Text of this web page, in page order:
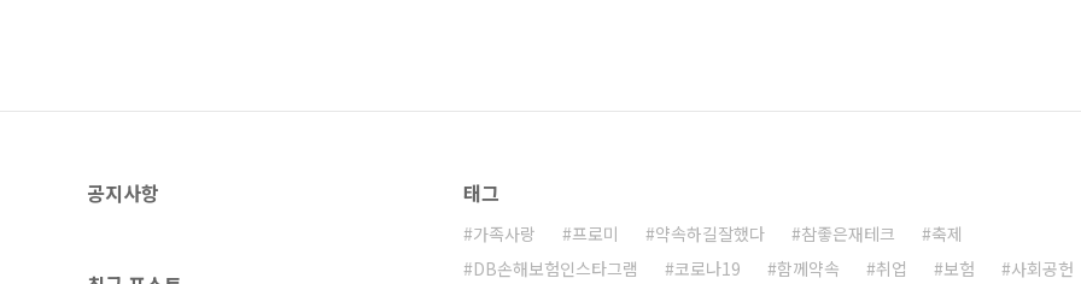
공지사항 태그
가족사랑 프로미 약속하길잘했다 참좋은재테크
축제
DB손해보험인스타그램
코로나19 함께약속 취업 보험 사회공헌